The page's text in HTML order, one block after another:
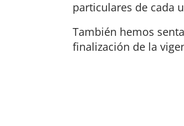
particulares de cada
También hemos
finalización de la